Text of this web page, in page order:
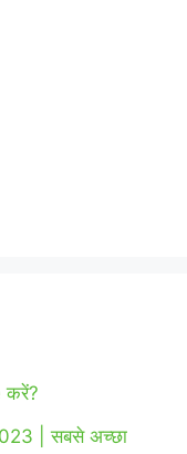
करें?
| सबसे अच्छा